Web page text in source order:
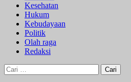
Kesehatan
Hukum
Kebudayaan
Politik
Olah raga
Redaksi
Cari
untuk: